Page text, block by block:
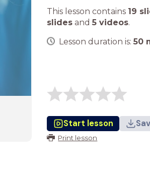
This lesson contains 19
slides and 5 videos.
Lesson duration is: 50
Start lesson
Print lesson